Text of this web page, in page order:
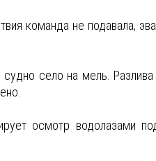
команда не подавала,
село на мель. Разлива
осмотр водолазами